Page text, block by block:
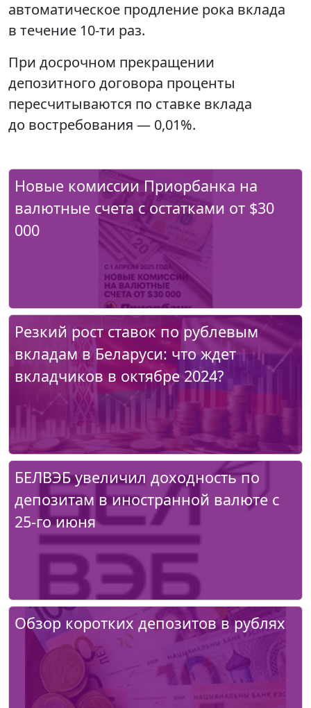
автоматическое продление рока вклада
в течение 10-ти раз.
При досрочном прекращении
депозитного договора проценты
пересчитываются по ставке вклада
до востребования — 0,01%.
Новые комиссии Приорбанка на
валютные счета с остатками от $30
000
Резкий рост ставок по рублевым
вкладам в Беларуси: что ждет
вкладчиков в октябре 2024?
БЕЛВЭБ увеличил доходность по
депозитам в иностранной валюте с
25-го июня
Обзор коротких депозитов в рублях